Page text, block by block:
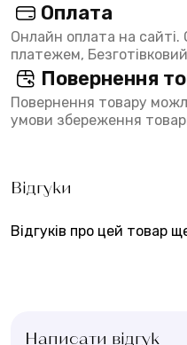
Оплата
Онлайн оплата на
платежем,
Повернення
Повернення товару
умови збереження
Відгуки
Відгуків про цей товар
Написати відгук